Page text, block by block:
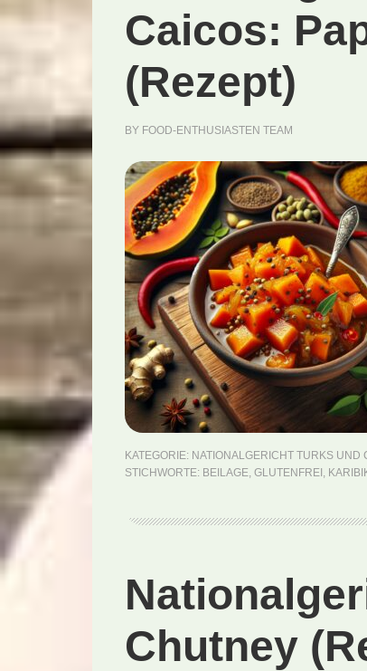
Caicos:
(Rezept)
BY FOOD-ENTHUSIASTEN TEAM
KATEGORIE: NATIONALGERICHT TURKS UND
STICHWORTE: BEILAGE, GLUTENFREI ,
Chutney